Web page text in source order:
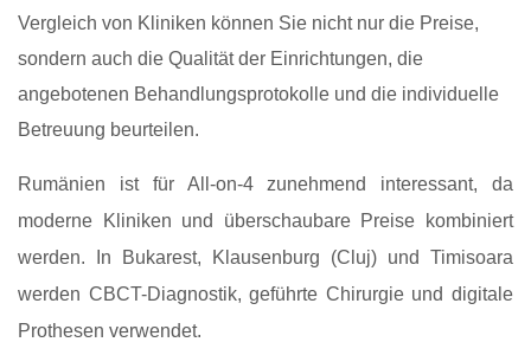
Vergleich von Kliniken können Sie nicht nur die Preise,
sondern auch die Qualität der Einrichtungen, die
angebotenen Behandlungsprotokolle und die individuelle
Betreuung beurteilen.
Rumänien ist für All-on-4 zunehmend interessant, da
moderne Kliniken und überschaubare Preise kombiniert
werden. In Bukarest, Klausenburg (Cluj) und Timisoara
werden CBCT-Diagnostik, geführte Chirurgie und digitale
Prothesen verwendet.